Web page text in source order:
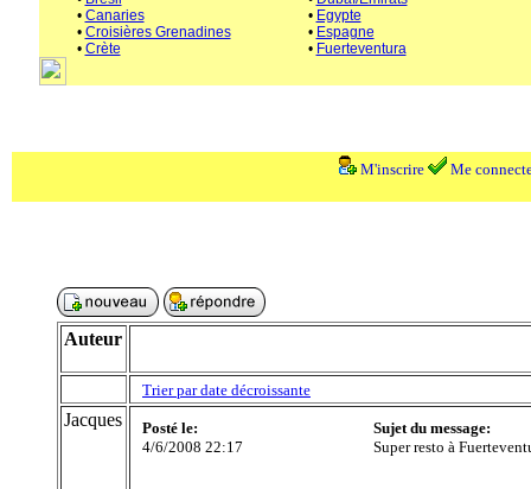
• Canaries
• Croisières Grenadines
• Crète
• Egypte
• Espagne
• Fuerteventura
M'inscrire Me
Auteur
Trier par date décroissante
Jacques
Posté le:
4/6/2008 22:17
Sujet du message:
Super resto à